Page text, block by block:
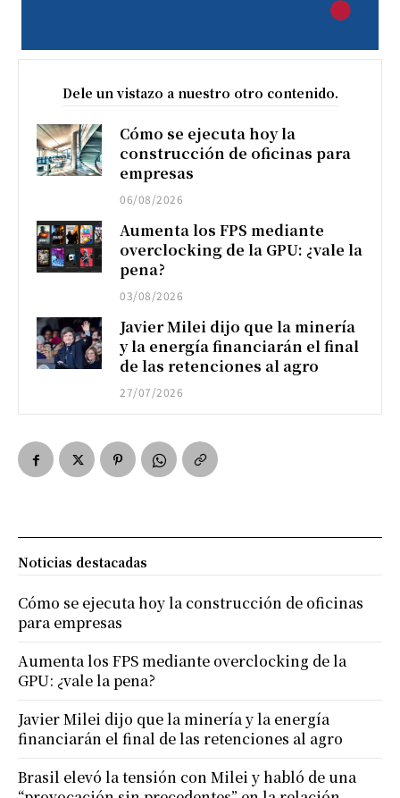
Dele un vistazo a nuestro otro contenido.
Cómo se ejecuta hoy la
construcción de oficinas para
empresas
06/08/2026
Aumenta los FPS mediante
overclocking de la GPU: ¿vale la
pena?
03/08/2026
Javier Milei dijo que la minería
y la energía financiarán el final
de las retenciones al agro
27/07/2026
Noticias destacadas
Cómo se ejecuta hoy la construcción de oficinas
para empresas
Aumenta los FPS mediante overclocking de la
GPU: ¿vale la pena?
Javier Milei dijo que la minería y la energía
financiarán el final de las retenciones al agro
Brasil elevó la tensión con Milei y habló de una